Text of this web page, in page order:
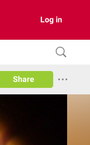
Log in
Share